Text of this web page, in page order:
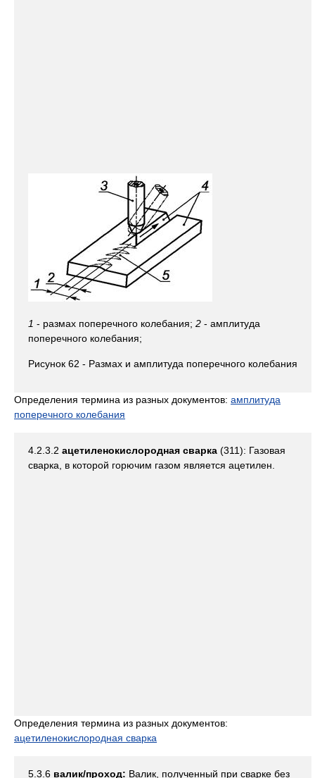
1 - размах поперечного колебания; 2 - амплитуда
поперечного колебания;
Рисунок 62 - Размах и амплитуда поперечного колебания
Определения термина из разных документов: амплитуда
поперечного колебания
4.2.3.2 ацетиленокислородная сварка (311): Газовая
сварка, в которой горючим газом является ацетилен.
Определения термина из разных документов:
ацетиленокислородная сварка
5.3.6 валик/проход: Валик, полученный при сварке без